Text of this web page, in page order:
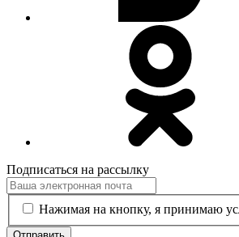
Подписаться на рассылку
Нажимая на кнопку, я принимаю